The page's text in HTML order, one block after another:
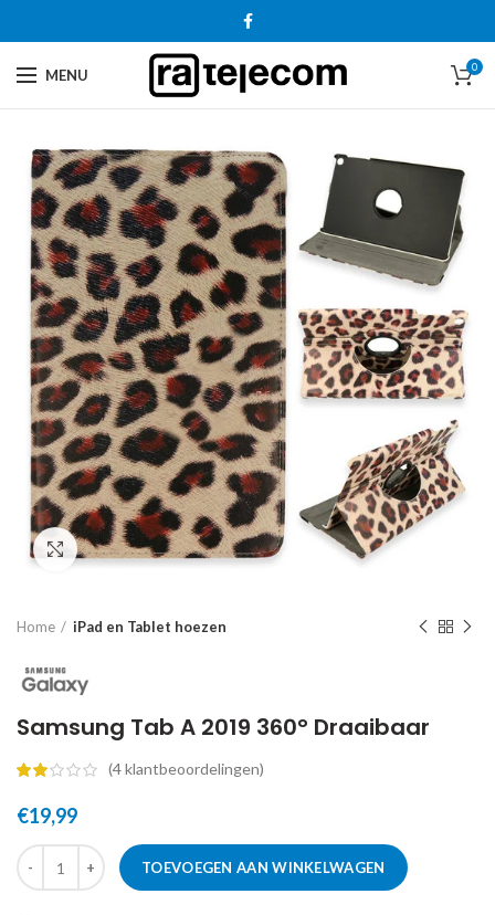
MENU 0
Click to enlarge
Home iPad en Tablet hoezen
Samsung Tab A 2019 360° Draaibaar
(4klantbeoordelingen)
€19,99
TOEVOEGEN AAN WINKELWAGEN